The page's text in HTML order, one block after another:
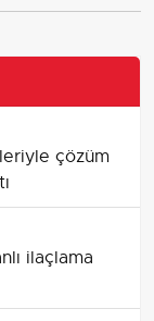
çözüm
ilaçlama